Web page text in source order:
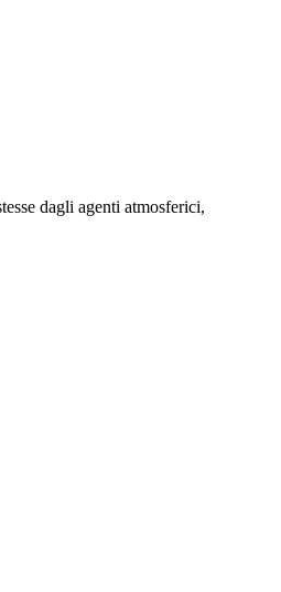
dagli agenti atmosferici,